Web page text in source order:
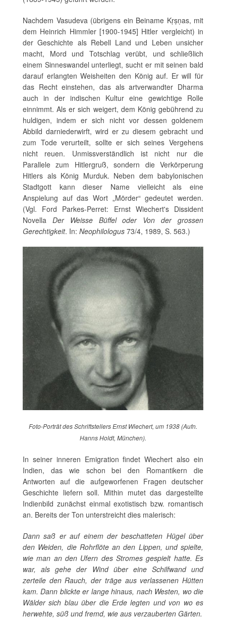
Nachdem Vasudeva (übrigens ein Beiname Kṛṣṇas, mit
dem Heinrich Himmler [1900-1945] Hitler vergleicht) in
der Geschichte als Rebell Land und Leben unsicher
macht, Mord und Totschlag verübt, und schließlich
einem Sinneswandel unterliegt, sucht er mit seinen bald
darauf erlangten Weisheiten den König auf. Er will für
das Recht einstehen, das als artverwandter Dharma
auch in der indischen Kultur eine gewichtige Rolle
einnimmt. Als er sich weigert, dem König gebührend zu
huldigen, indem er sich nicht vor dessen goldenem
Abbild darniederwirft, wird er zu diesem gebracht und
zum Tode verurteilt, sollte er sich seines Vergehens
nicht reuen. Unmissverständlich ist nicht nur die
Parallele zum Hitlergruß, sondern die Verkörperung
Hitlers als König Murduk. Neben dem babylonischen
Stadtgott kann dieser Name vielleicht als eine
Anspielung auf das Wort „Mörder“ gedeutet werden.
(Vgl. Ford Parkes-Perret: Ernst Wiechert's Dissident
Novella Der Weisse Büffel oder Von der grossen
Gerechtigkeit. In: Neophilologus 73/4, 1989, S. 563.)
Foto-Porträt des Schriftstellers Ernst Wiechert, um 1938 (Aufn.
Hanns Holdt, München).
In seiner inneren Emigration findet Wiechert also ein
Indien, das wie schon bei den Romantikern die
Antworten auf die aufgeworfenen Fragen deutscher
Geschichte liefern soll. Mithin mutet das dargestellte
Indienbild zunächst einmal exotistisch bzw. romantisch
an. Bereits der Ton unterstreicht dies malerisch:
Dann saß er auf einem der beschatteten Hügel über
den Weiden, die Rohrflöte an den Lippen, und spielte,
wie man an den Ufern des Stromes gespielt hatte. Es
war, als gehe der Wind über eine Schilfwand und
zerteile den Rauch, der träge aus verlassenen Hütten
kam. Dann blickte er lange hinaus, nach Westen, wo die
Wälder sich blau über die Erde legten und von wo es
herwehte, süß und fremd, wie aus verzauberten Gärten.